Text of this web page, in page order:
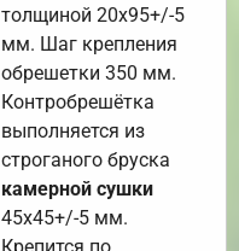
толщиной 20х95+/-5
мм. Шаг крепления
обрешетки 350 мм.
Контробрешётка
выполняется из
строганого бруска
камерной сушки
45х45+/-5 мм.